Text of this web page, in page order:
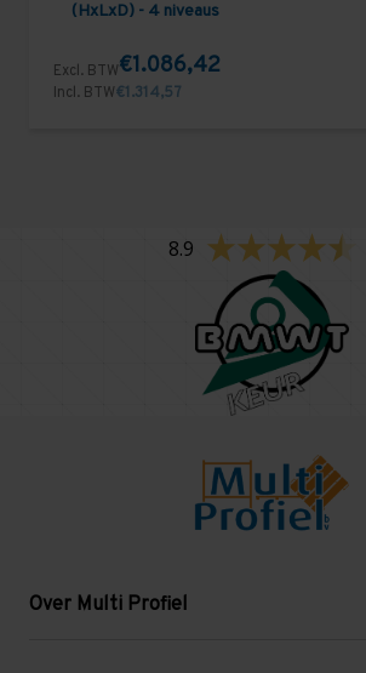
(HxLxD) - 4 niveaus
Excl. BTW€1.086,42
Incl. BTW€1.314,57
8.9
Over Multi Profiel